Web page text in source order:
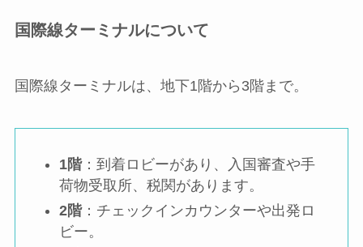
国際線ターミナルについて
国際線ターミナルは、地下1階から3階まで。
1階：到着ロビーがあり、入国審査や手
荷物受取所、税関があります。
2階：チェックインカウンターや出発ロ
ビー。